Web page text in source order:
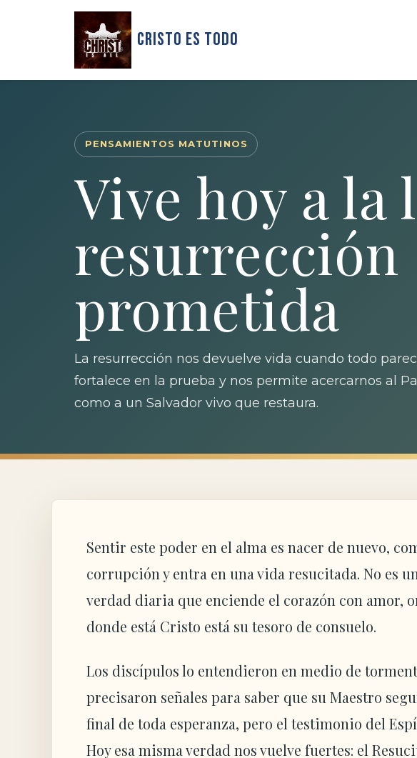
Cristo Es Todo
PENSAMIENTOS MATUTINOS
Vive hoy a la
resurrección
prometida
La resurrección nos devuelve vida cuando todo
fortalece en la prueba y nos permite acercarnos al
como a un Salvador vivo que restaura.
Sentir este poder en el alma es nacer de nuevo,
corrupción y entra en una vida resucitada. No es
verdad diaria que enciende el corazón con amor,
donde está Cristo está su tesoro de consuelo.
Los discípulos lo entendieron en medio de
precisaron señales para saber que su Maestro
final de toda esperanza, pero el testimonio del
Hoy esa misma verdad nos vuelve fuertes: el